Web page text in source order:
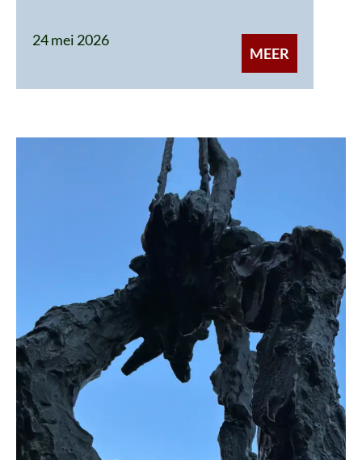
24 mei 2026
MEER